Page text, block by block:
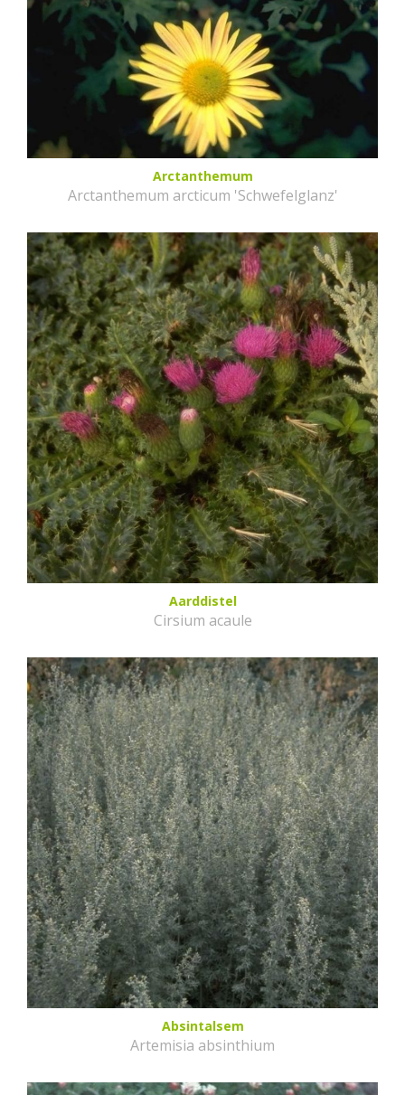
Arctanthemum
Arctanthemum arcticum 'Schwefelglanz'
Aarddistel
Cirsium acaule
Absintalsem
Artemisia absinthium